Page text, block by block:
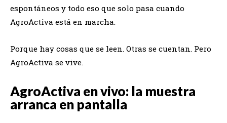
espontáneos y todo eso que solo pasa cuando
AgroActiva está en marcha.
Porque hay cosas que se leen. Otras se cuentan. Pero
AgroActiva se vive.
AgroActiva en vivo: la muestra
arranca en pantalla